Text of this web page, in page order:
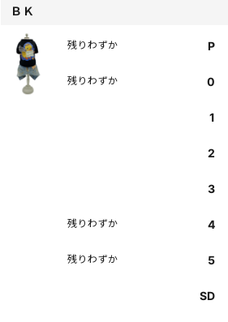
ＢＫ
P
残りわずか
0
残りわずか
1
2
3
4
残りわずか
5
残りわずか
SD